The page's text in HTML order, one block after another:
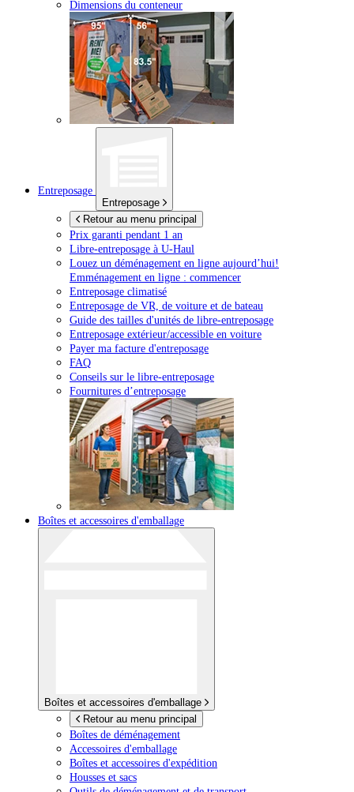
Dimensions du conteneur
Entreposage
Entreposage
Retour au menu principal
Prix garanti pendant 1 an
Libre-entreposage à U-Haul
Louez un déménagement en ligne aujourd’hui!
Emménagement en ligne : commencer
Entreposage climatisé
Entreposage de VR, de voiture et de bateau
Guide des tailles d'unités de libre-entreposage
Entreposage extérieur/accessible en voiture
Payer ma facture d'entreposage
FAQ
Conseils sur le libre-entreposage
Fournitures d’entreposage
Boîtes et accessoires d'emballage
Boîtes et accessoires d'emballage
Retour au menu principal
Boîtes de déménagement
Accessoires d'emballage
Boîtes et accessoires d'expédition
Housses et sacs